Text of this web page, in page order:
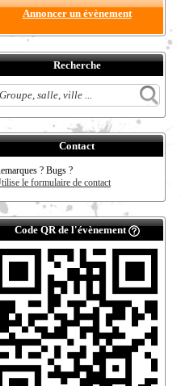
Annoncer un évènement
Recherche
Contact
? Bugs ?
le formulaire de contact
Code QR de l'évènement